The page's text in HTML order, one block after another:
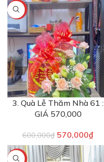
-5%
3. Quà Lễ Thăm Nhà 61 :
GIÁ 570,000
600,000₫ 570,000₫
-19%